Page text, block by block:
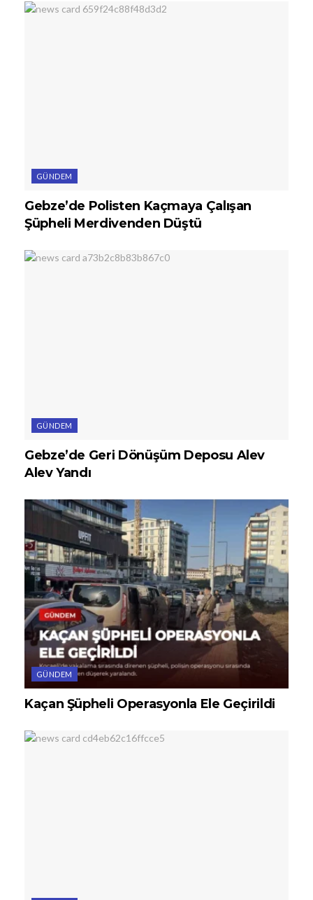
GÜNDEM
Gebze’de Polisten Kaçmaya Çalışan
Şüpheli Merdivenden Düştü
GÜNDEM
Gebze’de Geri Dönüşüm Deposu Alev
Alev Yandı
GÜNDEM
Kaçan Şüpheli Operasyonla Ele Geçirildi